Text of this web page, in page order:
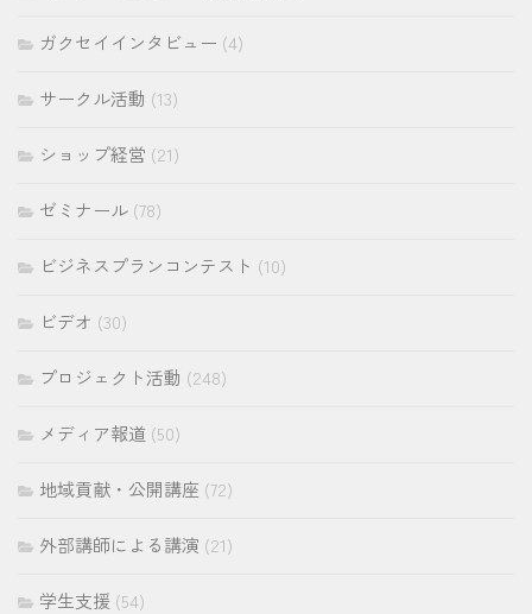
ガクセイインタビュー (4)
サークル活動 (13)
ショップ経営 (21)
ゼミナール (78)
ビジネスプランコンテスト (10)
ビデオ (30)
プロジェクト活動 (248)
メディア報道 (50)
地域貢献・公開講座 (72)
外部講師による講演 (21)
学生支援 (54)